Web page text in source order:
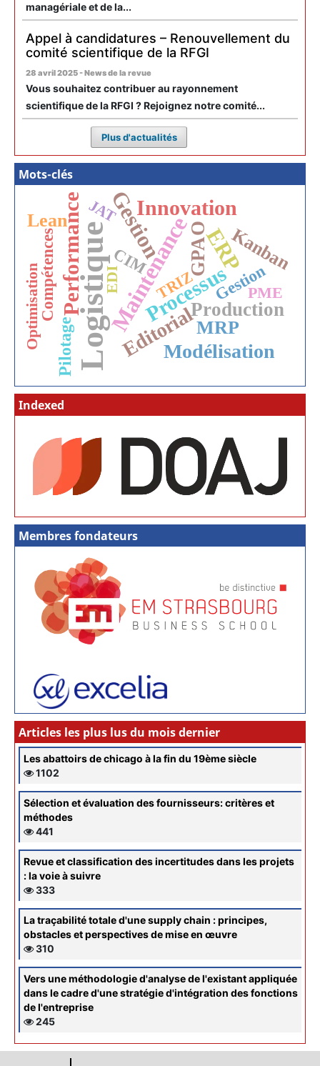
managériale et de la...
Appel à candidatures – Renouvellement du
comité scientifique de la RFGI
28 avril 2025 - News de la revue
Vous souhaitez contribuer au rayonnement
scientifique de la RFGI ? Rejoignez notre comité...
Plus d'actualités
Mots-clés
LogistiqueMaintenance
Gestion ERP
Performance Processus
Innovation
EditorialModélisation
GPAO
Production
Kanban
MRP
Lean
Pilotage
CIM Gestion
Compétences TRIZ PME
EDI
JAT
Optimisation
Indexed
Membres fondateurs
Articles les plus lus du mois dernier
Les abattoirs de chicago à la fin du 19ème siècle
1102
Sélection et évaluation des fournisseurs: critères et
méthodes
441
Revue et classification des incertitudes dans les projets
: la voie à suivre
333
La traçabilité totale d'une supply chain : principes,
obstacles et perspectives de mise en œuvre
310
Vers une méthodologie d'analyse de l'existant appliquée
dans le cadre d'une stratégie d'intégration des fonctions
de l'entreprise
245